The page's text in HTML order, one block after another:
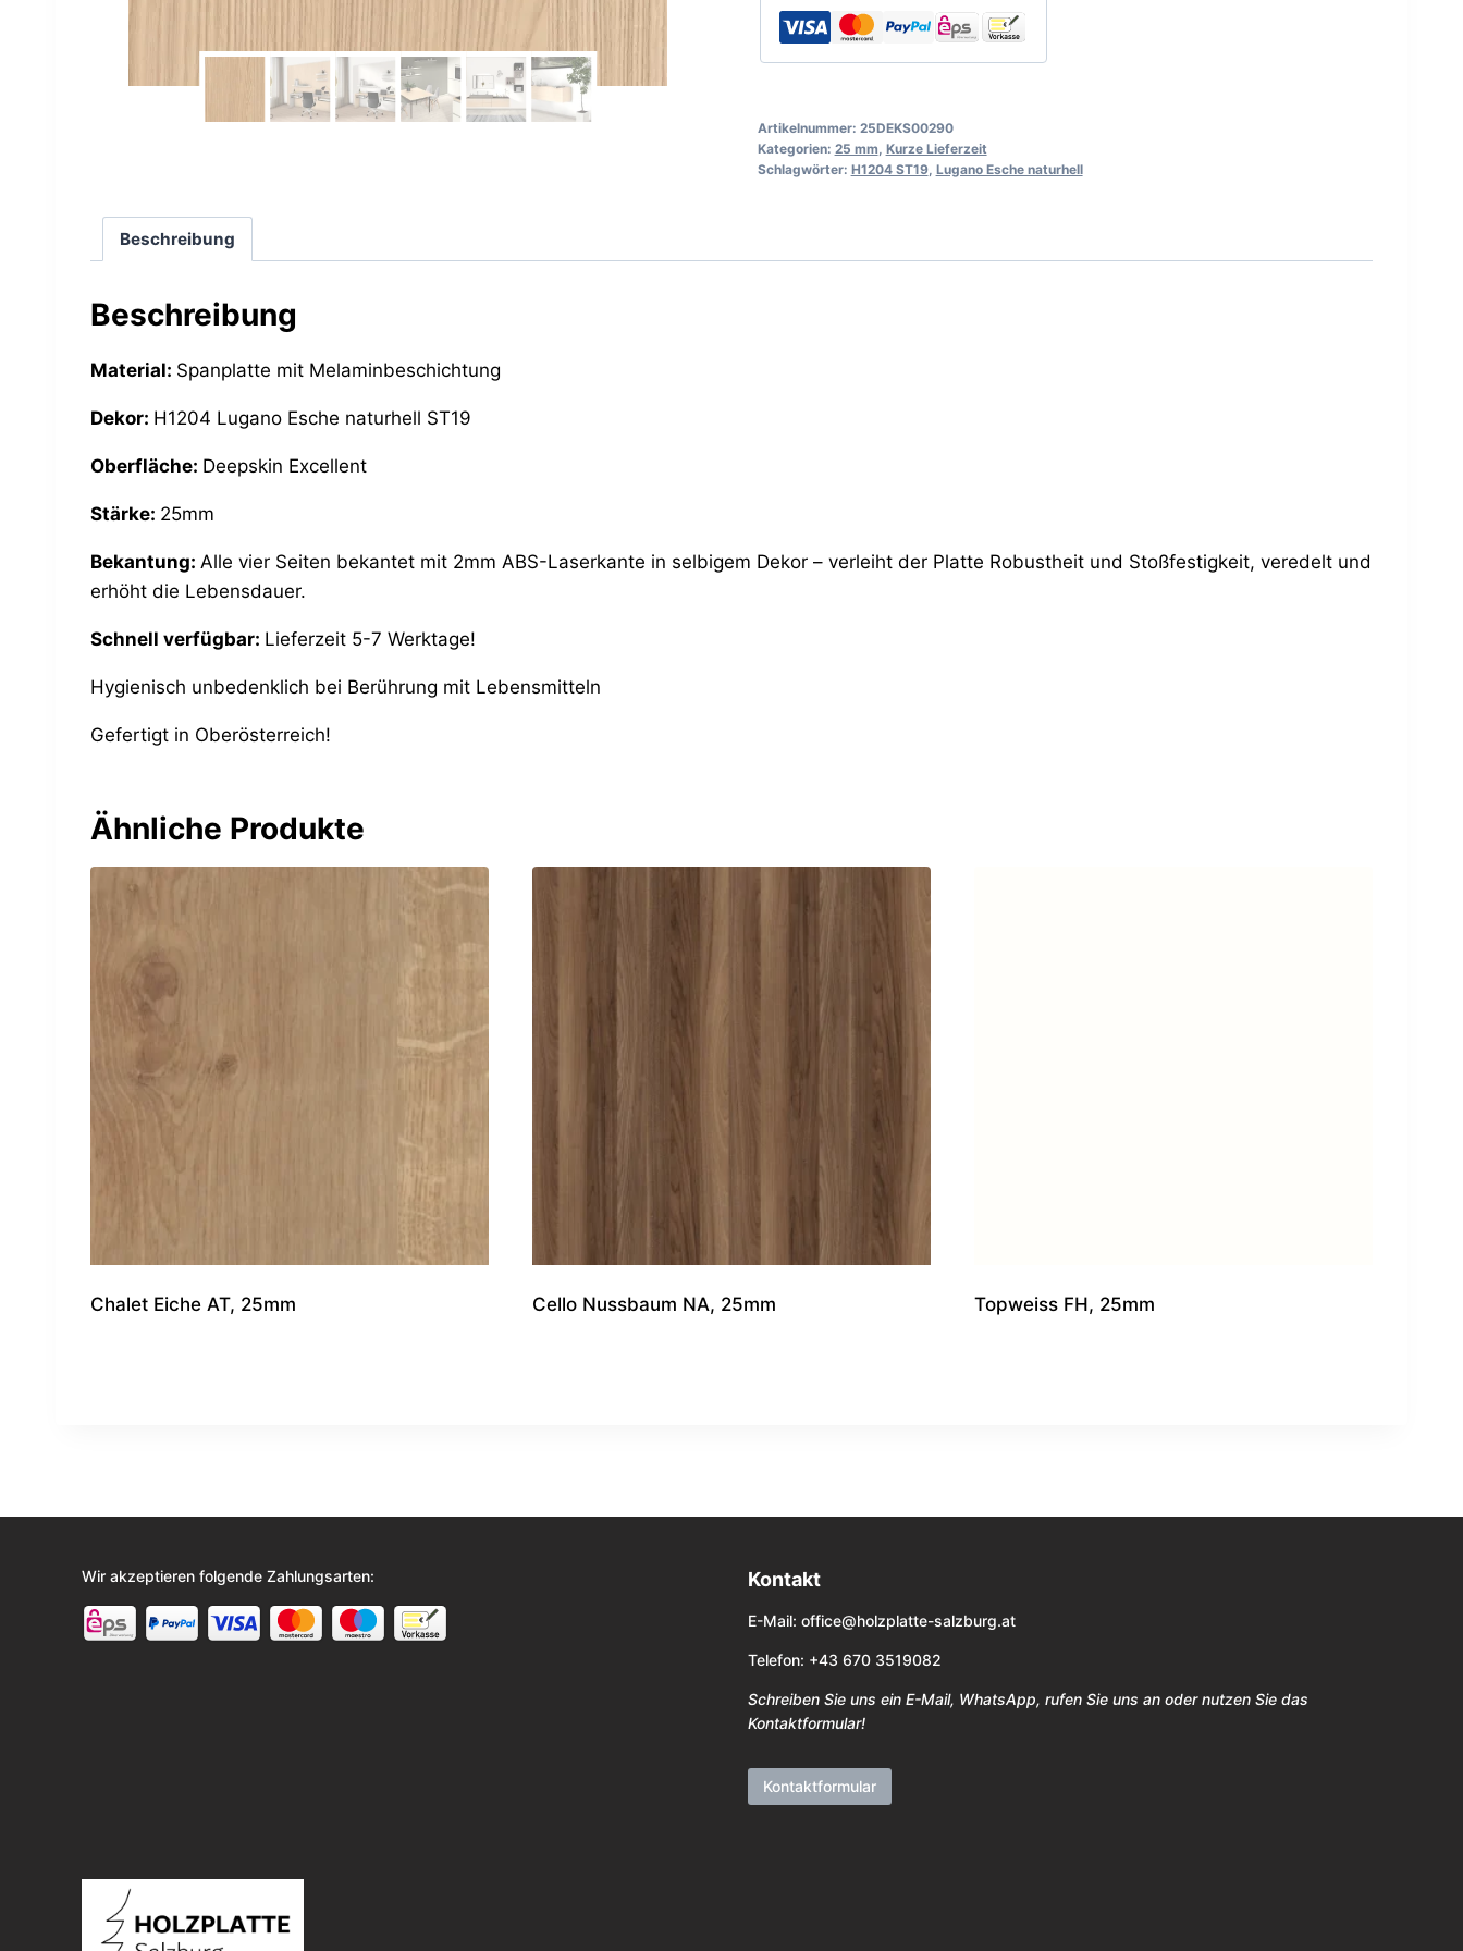
Artikelnummer: 25DEKS00290
Kategorien: 25 mm Kurze Lieferzeit
Schlagwörter: H1204 ST19, Lugano Esche naturhell
Beschreibung
Beschreibung
Material: Spanplatte mit Melaminbeschichtung
Dekor: H1204 Lugano Esche naturhell ST19
Oberfläche: Deepskin Excellent
Stärke: 25mm
Bekantung: Alle vier Seiten bekantet mit 2mm ABS-Laserkante in selbigem Dekor – verleiht der Platte Robustheit und Stoßfestigkeit, veredelt und
erhöht die Lebensdauer.
Schnell verfügbar: Lieferzeit 5-7 Werktage!
Hygienisch unbedenklich bei Berührung mit Lebensmitteln
Gefertigt in Oberösterreich!
Ähnliche Produkte
Chalet Eiche AT, 25mm Cello Nussbaum NA, 25mm Topweiss FH, 25mm
Wir akzeptieren folgende Zahlungsarten: Kontakt
E-Mail: office@holzplatte-salzburg.at
Telefon: +43 670 3519082
Schreiben Sie uns ein E-Mail, WhatsApp, rufen Sie uns an oder nutzen Sie das
Kontaktformular!
Kontaktformular